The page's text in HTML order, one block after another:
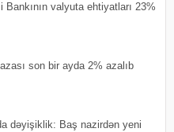
valyuta ehtiyatları 23%
son bir ayda 2% azalıb
dəyişiklik: Baş nazirdən yeni